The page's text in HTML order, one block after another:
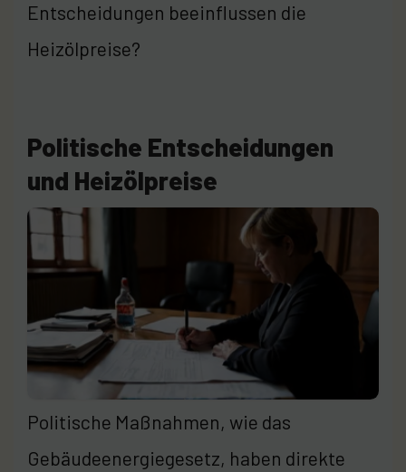
Entscheidungen beeinflussen die
Heizölpreise?
Politische Entscheidungen
und Heizölpreise
Politische Maßnahmen, wie das
Gebäudeenergiegesetz, haben direkte